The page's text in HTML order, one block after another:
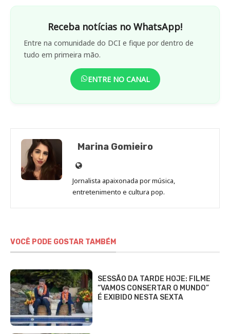
Receba notícias no WhatsApp!
Entre na comunidade do DCI e fique por dentro de
tudo em primeira mão.
ENTRE NO CANAL
Marina Gomieiro
Site
de
Marina
Jornalista apaixonada por música,
entretenimento e cultura pop.
VOCÊ PODE GOSTAR TAMBÉM
SESSÃO DA TARDE HOJE: FILME
“VAMOS CONSERTAR O MUNDO”
É EXIBIDO NESTA SEXTA